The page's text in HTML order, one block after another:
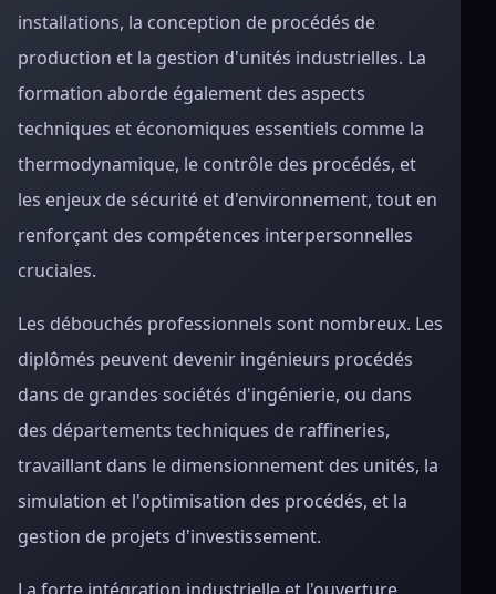
installations, la conception de procédés de
production et la gestion d'unités industrielles. La
formation aborde également des aspects
techniques et économiques essentiels comme la
thermodynamique, le contrôle des procédés, et
les enjeux de sécurité et d'environnement, tout en
renforçant des compétences interpersonnelles
cruciales.
Les débouchés professionnels sont nombreux. Les
diplômés peuvent devenir ingénieurs procédés
dans de grandes sociétés d'ingénierie, ou dans
des départements techniques de raffineries,
travaillant dans le dimensionnement des unités, la
simulation et l'optimisation des procédés, et la
gestion de projets d'investissement.